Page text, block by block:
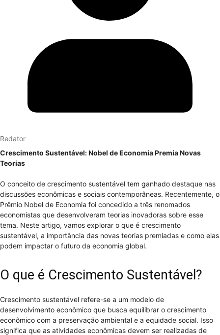
Redator
Crescimento Sustentável: Nobel de Economia Premia Novas
Teorias
O conceito de crescimento sustentável tem ganhado destaque nas
discussões econômicas e sociais contemporâneas. Recentemente, o
Prêmio Nobel de Economia foi concedido a três renomados
economistas que desenvolveram teorias inovadoras sobre esse
tema. Neste artigo, vamos explorar o que é crescimento
sustentável, a importância das novas teorias premiadas e como elas
podem impactar o futuro da economia global.
O que é Crescimento Sustentável?
Crescimento sustentável refere-se a um modelo de
desenvolvimento econômico que busca equilibrar o crescimento
econômico com a preservação ambiental e a equidade social. Isso
significa que as atividades econômicas devem ser realizadas de